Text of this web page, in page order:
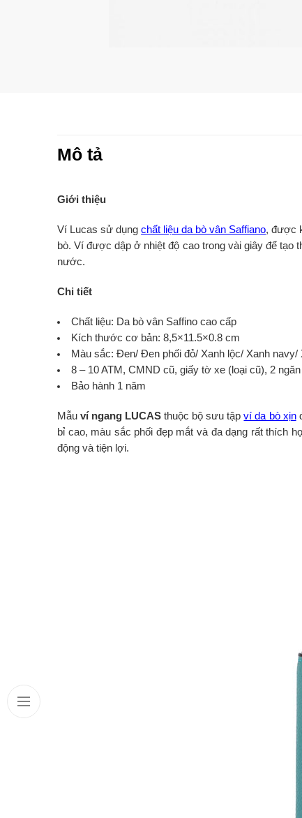
Mô tả
Giới thiệu
Ví Lucas sử dụngchất liệu da bò vân Saffiano, được
bò. Ví được dập ở nhiệt độ cao trong vài giây để tạo
nước.
Chi tiết
Chất liệu: Da bò vân Saffino cao cấp
Kích thước cơ bản: 8,5×11.5×0.8 cm
Màu sắc: Đen/ Đen phối đỏ/ Xanh lộc/ Xanh navy/
8 – 10 ATM, CMND cũ, giấy tờ xe (loại cũ), 2
Bảo hành 1 năm
Mẫuví ngang LUCAS thuộc bộ sưu tậpví da bò xịn
bỉ cao, màu sắc phối đẹp mắt và đa dạng rất thích
động và tiện lợi.